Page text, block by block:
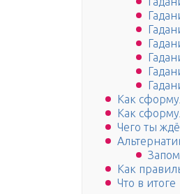
Как
Как
Чего ты
Как
Что в итоге